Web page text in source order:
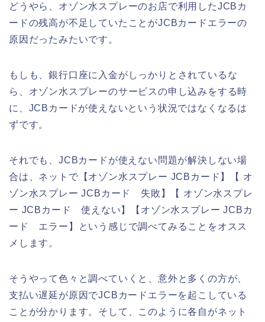
どうやら、オゾン水スプレーのお店で利用したJCBカ
ードの残高が不足していたことがJCBカードエラーの
原因だったみたいです。
もしも、銀行口座に入金がしっかりとされているな
ら、オゾン水スプレーのサービスの申し込みをする時
に、JCBカードが使えないという状況ではなくなるは
ずです。
それでも、JCBカードが使えない問題が解決しない場
合は、ネットで【オゾン水スプレー JCBカード】【 オ
ゾン水スプレー JCBカード 失敗】【 オゾン水スプレ
ー JCBカード 使えない】【オゾン水スプレー JCBカ
ード エラー】という感じで調べてみることをオスス
メします。
そうやって色々と調べていくと、意外と多くの方が、
支払い遅延が原因でJCBカードエラーを起こしている
ことが分かります。そして、このように各自がネット